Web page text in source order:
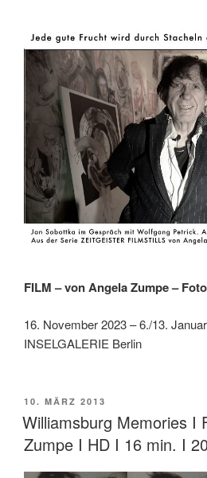
FILM – von Angela Zumpe –
16. November 2023 – 6./13.
INSELGALERIE Berlin
VERÖFFENTLICHT
AM
10. MÄRZ 2013
Williamsburg Memories I
Zumpe I HD I 16 min. I